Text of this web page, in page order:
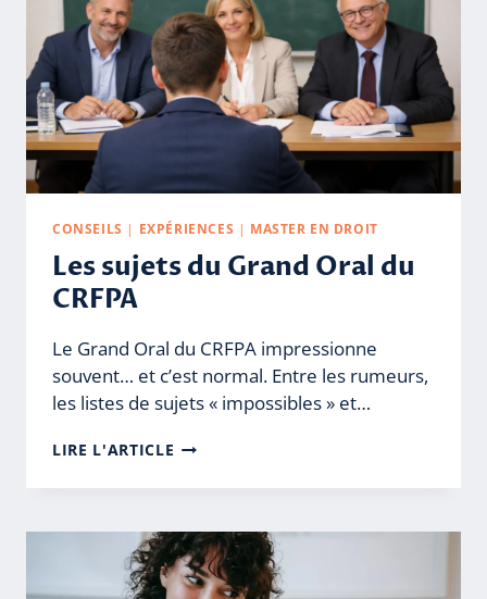
CONSEILS
CONSEILS | EXPÉRIENCES | MASTER EN DROIT
Les sujets du Grand Oral du
CRFPA
Le Grand Oral du CRFPA impressionne
souvent… et c’est normal. Entre les rumeurs,
les listes de sujets « impossibles » et…
LIRE L'ARTICLE LES
DU
ORAL
DU
CRFPA